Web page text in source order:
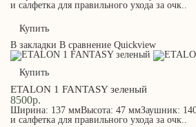
и салфетка для правильного ухода за очк..
Купить
В закладки В сравнение Quickview
Купить
ETALON 1 FANTASY зеленый
8500р.
Ширина: 137 ммВысота: 47 ммЗаушник:
и салфетка для правильного ухода за очк..